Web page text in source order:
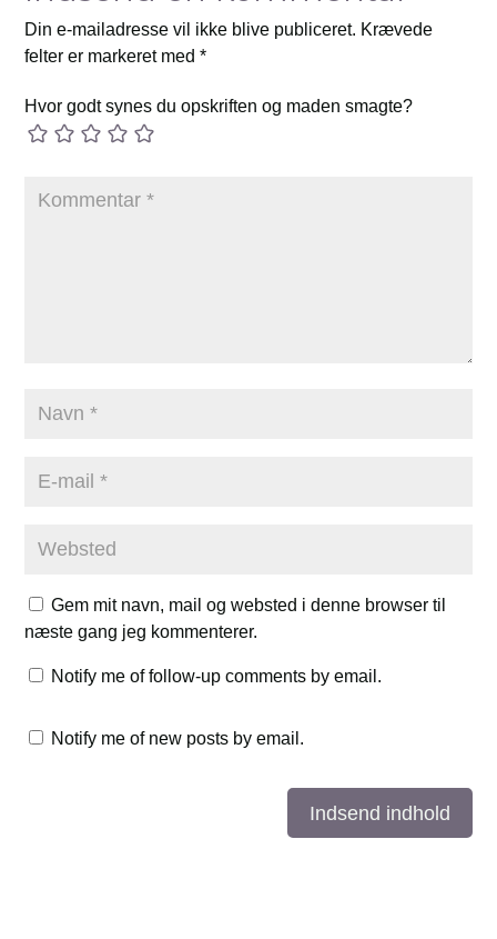
Din e-mailadresse vil ikke blive publiceret. Krævede
felter er markeret med*
Hvor godt synes du opskriften og maden smagte?
Gem mit navn, mail og websted i denne browser til
næste gang jeg kommenterer.
Notify me of follow-up comments by email.
Notify me of new posts by email.
Indsend indhold